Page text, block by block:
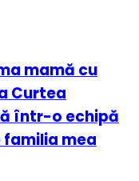
mamă cu
Curtea
într-o echipă
familia mea